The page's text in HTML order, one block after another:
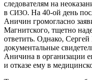
следователям на
в СИЗО. На 40-ой день
Аничин громогласно
Магнитского, тщетно
ответить. Однако,
документальные
Аничина в организации
и отказе ему в